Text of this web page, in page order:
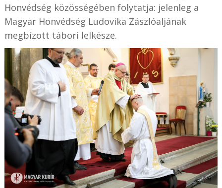
Honvédség közösségében folytatja: jelenleg a
Magyar Honvédség Ludovika Zászlóaljának
megbízott tábori lelkésze.